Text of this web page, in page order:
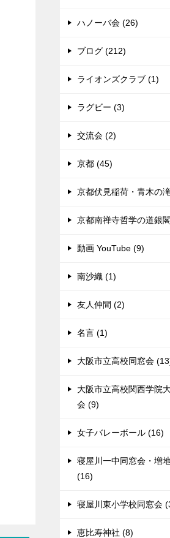
ハノーバ会 (26)
ブログ (212)
ライオンズクラブ (1)
ラグビー (3)
交流会 (2)
京都 (45)
京都伏見稲荷・青木の
京都南禅寺哲学の道銀
動画 YouTube (9)
南沙織 (1)
友人仲間 (2)
名言 (1)
大阪市立高校同窓会
大阪市立高校関西学院
会 (9)
女子バレーボール (16)
寝屋川一中同窓会・増
(16)
寝屋川東小学校同窓会
恵比寿神社 (8)